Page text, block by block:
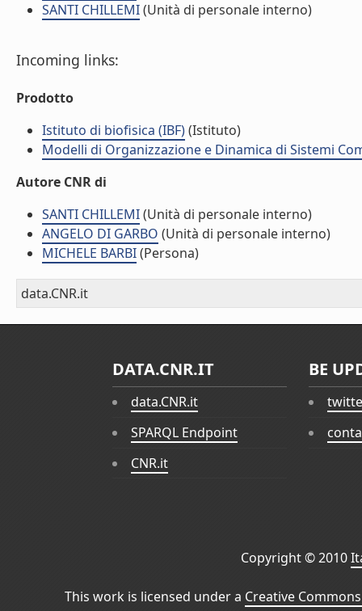
SANTI CHILLEMI(Unità di personale interno)
Incoming links:
Prodotto
Istituto di biofisica (IBF)(Istituto)
Modelli di Organizzazione e Dinamica di Sistemi
Autore CNR di
SANTI CHILLEMI(Unità di personale interno)
ANGELO DI GARBO (Unità di personale interno)
MICHELE BARBI(Persona)
data.CNR.it
DATA.CNR.IT
data.CNR.it
SPARQL Endpoint
CNR.it
BE
Copyright © 2010
This work is licensed under a Creative